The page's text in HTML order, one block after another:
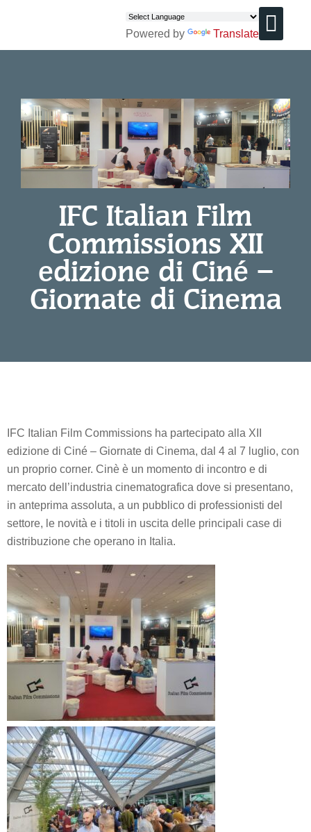
Powered by Translate
IFC Italian Film
Commissions XII
edizione di Ciné –
Giornate di Cinema
IFC Italian Film Commissions ha partecipato alla XII
edizione di Ciné – Giornate di Cinema, dal 4 al 7 luglio, con
un proprio corner. Cinè è un momento di incontro e di
mercato dell’industria cinematografica dove si presentano,
in anteprima assoluta, a un pubblico di professionisti del
settore, le novità e i titoli in uscita delle principali case di
distribuzione che operano in Italia.